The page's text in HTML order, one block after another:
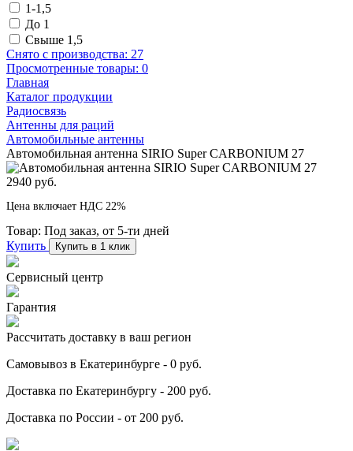
1-1,5
До 1
Свыше 1,5
Снято с производства: 27
Просмотренные товары: 0
Главная
Каталог продукции
Радиосвязь
Антенны для раций
Автомобильные антенны
Автомобильная антенна SIRIO Super CARBONIUM 27
2940 руб.
Цена включает НДС 22%
Товар: Под заказ, от 5-ти дней
Купить
Купить в 1 клик
Сервисный центр
Гарантия
Рассчитать доставку в ваш регион
Самовывоз в Екатеринбурге - 0 руб.
Доставка по Екатеринбургу - 200 руб.
Доставка по России - от 200 руб.